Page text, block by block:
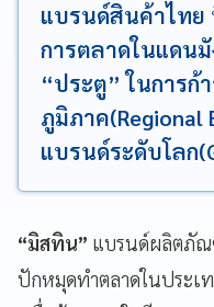
แบรนด์สินค้าไทย
การตลาดในแดนมั
“ประตู” ในการก้
ภูมิภาค(Regional
แบรนด์ระดับโลก
“มิสทิน” แบรนด์ผลิตภัณ
ปักหมุดทำตลาดในประเ